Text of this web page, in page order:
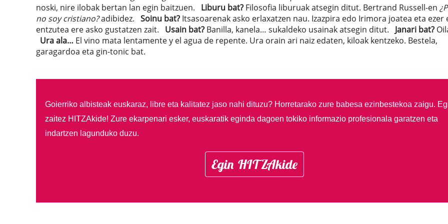
noski, nire ilobak bertan lan egin baitzuen. Liburu bat? Filosofia liburuak atsegin ditut. Bertrand Russell-en
no soy cristiano?adibidez. Soinu bat? Itsasoarenak asko erlaxatzen nau. Izazpira edo Irimora joatea eta ezer
entzutea ere asko gustatzen zait. Usain bat? Banilla, kanela… sukaldeko usainak atsegin ditut. Janari bat?
Ura ala… El vino mata lentamente y el agua de repente. Ura orain ari naiz edaten, kiloak kentzeko. Bestela,
garagardoa eta gin-tonic bat.
Goierriko albisteak euskaraz, libre eta kalitatez jaso nahi dituzu? Horretarako zure babesa ezinbestekoa zaigu.
zaitez HITZAkide! Zure ekarpenari esker, euskaratik eginda dagoen tokiko informazio profesionala garatzen eta
indartzen lagunduko duzu.
Egin HITZAkide